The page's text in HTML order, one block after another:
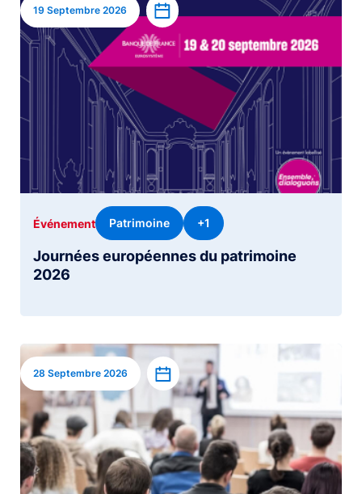
19 Septembre 2026 Ajouter à l’agenda
Journées européennes du patrimoine
2026
Événement Patrimoine +1
Image
28 Septembre 2026 Ajouter à l’agenda